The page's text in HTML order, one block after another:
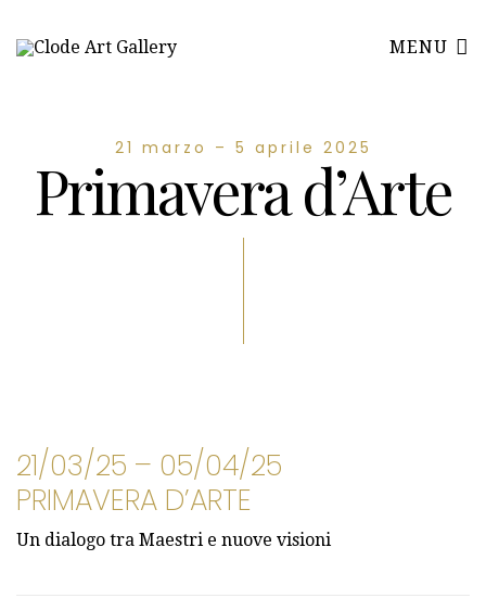
MENU
21 marzo – 5 aprile 2025
Primavera d’Arte
21/03/25 – 05/04/25
PRIMAVERA D’ARTE
Un dialogo tra Maestri e nuove visioni